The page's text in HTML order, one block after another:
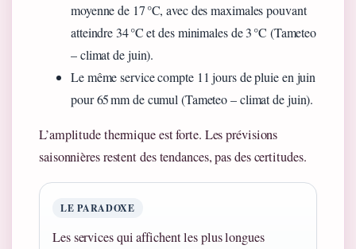
moyenne de 17 °C, avec des maximales pouvant
atteindre 34 °C et des minimales de 3 °C (Tameteo
– climat de juin).
Le même service compte 11 jours de pluie en juin
pour 65 mm de cumul (Tameteo – climat de juin).
L’amplitude thermique est forte. Les prévisions
saisonnières restent des tendances, pas des certitudes.
LE PARADOXE
Les services qui affichent les plus longues